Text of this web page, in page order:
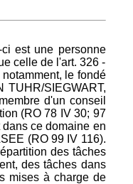
est une personne
celle de l'art. 326 -
le fondé
SIEGWART,
d'un conseil
(RO 78 IV 30; 97
ce domaine en
(RO 99 IV 116).
des tâches
des tâches dans
mises à charge de